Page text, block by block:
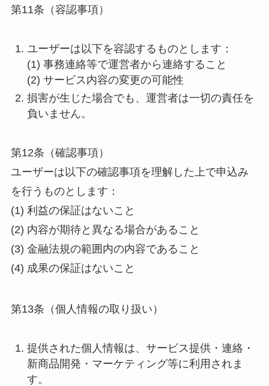
第11条（容認事項）
ユーザーは以下を容認するものとします：
(1) 事務連絡等で運営者から連絡すること
(2) サービス内容の変更の可能性
損害が生じた場合でも、運営者は一切の責任を
負いません。
第12条（確認事項）
ユーザーは以下の確認事項を理解した上で申込み
を行うものとします：
(1) 利益の保証はないこと
(2) 内容が期待と異なる場合があること
(3) 金融法規の範囲内の内容であること
(4) 成果の保証はないこと
第13条（個人情報の取り扱い）
提供された個人情報は、サービス提供・連絡・
新商品開発・マーケティング等に利用されま
す。